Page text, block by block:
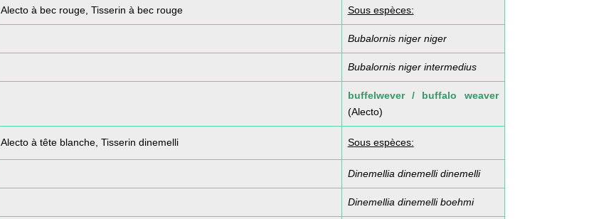
Alecto à bec rouge, Tisserin à bec rouge Sous espèces:
Bubalornis niger niger
Bubalornis niger intermedius
buffelwever / buffalo weaver
(Alecto)
Alecto à tête blanche, Tisserin dinemelli Sous espèces:
Dinemellia dinemelli dinemelli
Dinemellia dinemelli boehmi